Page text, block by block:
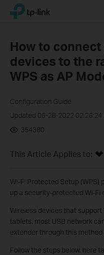
Click
navigation
TP-Link, Reliably Smart
How to
devices to the
WPS as AP
Configuration Guide
Updated 06-28-2022 02:26:24
354380
This Article Applies to:
Wi-Fi Protected Setup (WPS)
up a security-protected Wi-Fi
Wireless devices that support
tablets, most USB network
extender through this
Follow the steps below, here